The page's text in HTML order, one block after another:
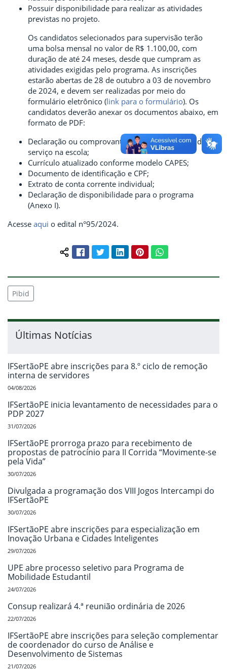
Possuir disponibilidade para realizar as atividades
previstas no projeto.
Os candidatos selecionados para supervisão terão
uma bolsa mensal no valor de R$ 1.100,00, com
duração de até 24 meses, desde que cumpram as
atividades exigidas pelo programa. As inscrições
estarão abertas de 28 de outubro a 03 de novembro
de 2024, e devem ser realizadas por meio do
formulário eletrônico (link para o formulário). Os
candidatos deverão anexar os documentos abaixo, em
formato de PDF:
Declaração ou comprovante de vínculo e tempo de
serviço na escola;
Currículo atualizado conforme modelo CAPES;
Documento de identificação e CPF;
Extrato de conta corrente individual;
Declaração de disponibilidade para o programa
(Anexo I).
Acesse aqui o edital n°95/2024.
Compartilhar conteúdo:
FacebookTwitterLinkedInPinterestWhatsApp
Pibid
Últimas Notícias
IFSertãoPE abre inscrições para 8.º ciclo de remoção
interna de servidores
04/08/2026
IFSertãoPE inicia levantamento de necessidades para o
PDP 2027
31/07/2026
IFSertãoPE prorroga prazo para recebimento de
propostas de patrocínio para II Corrida “Movimente-se
pela Vida”
30/07/2026
Divulgada a programação dos VIII Jogos Intercampi do
IFSertãoPE
30/07/2026
IFSertãoPE abre inscrições para especialização em
Inovação Urbana e Cidades Inteligentes
29/07/2026
UPE abre processo seletivo para Programa de
Mobilidade Estudantil
24/07/2026
Consup realizará 4.ª reunião ordinária de 2026
22/07/2026
IFSertãoPE abre inscrições para seleção complementar
de coordenador do curso de Análise e
Desenvolvimento de Sistemas
21/07/2026